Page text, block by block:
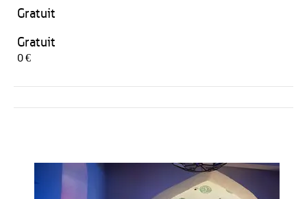
Gratuit
Gratuit
0 €